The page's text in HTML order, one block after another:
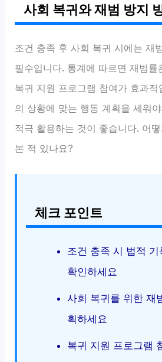
사회 복귀와 재범 방지
조건 충족 후 사회 복귀 시에는 재
필수입니다. 통계에 따르면 재범률
복귀 지원 프로그램 참여가 효과적
의 상황에 맞는 행동 계획을 세워
적극 활용하는 것이 좋습니다. 어
본 적 있나요?
체크 포인트
조건 충족 시 법적
확인하세요
사회 복귀를 위한 재
획하세요
복귀 지원 프로그램